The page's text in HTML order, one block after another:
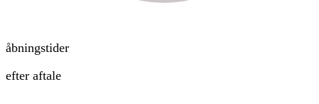
åbningstider
efter aftale